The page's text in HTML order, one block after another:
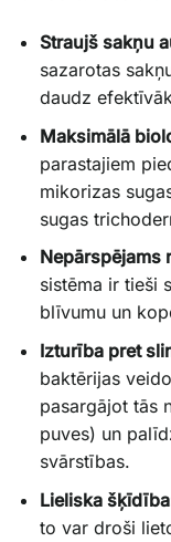
Straujš sakņu
sazarotas
daudz
Maksimālā
parastajiem
mikorizas
sugas
Nepārspējams
sistēma ir tieši
blīvumu un
Izturība pret
baktērijas
pasargājot tās
puves) un
svārstības.
Lieliska
to var droši